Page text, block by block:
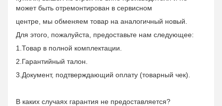
может быть отремонтирован в сервисном
центре, мы обменяем товар на аналогичный новый.
Для этого, пожалуйста, предоставьте нам следующее:
1.Товар в полной комплектации.
2.Гарантийный талон.
3.Документ, подтверждающий оплату (товарный чек).
В каких случаях гарантия не предоставляется?